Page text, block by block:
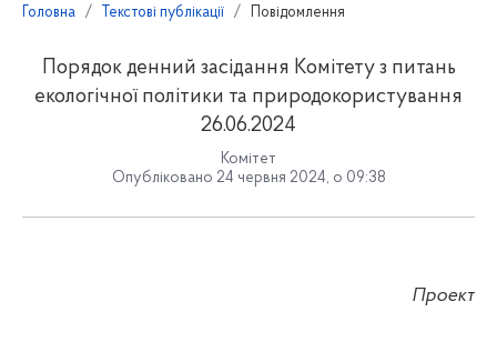
Головна Текстові публікації Повідомлення
Порядок денний засідання Комітету з питань
екологічної політики та природокористування
26.06.2024
Комітет
Опубліковано 24 червня 2024, о 09:38
Проект